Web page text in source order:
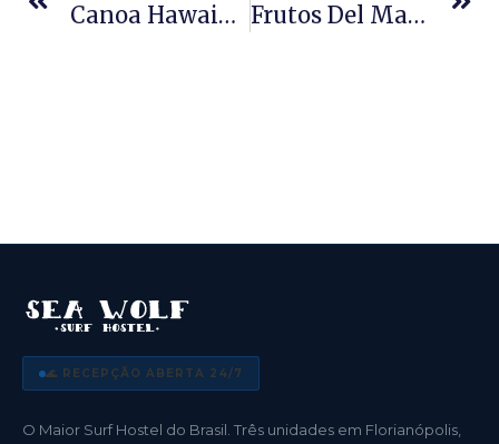
Canoa Hawaiana En Florianópolis: Guía Para Remar En La Lagoa Da Conceição Frutos Del Mar En Florianópolis: Guía De Dónde Comer En La Isla
🌊 RECEPÇÃO ABERTA 24/7
O Maior Surf Hostel do Brasil. Três unidades em Florianópolis,